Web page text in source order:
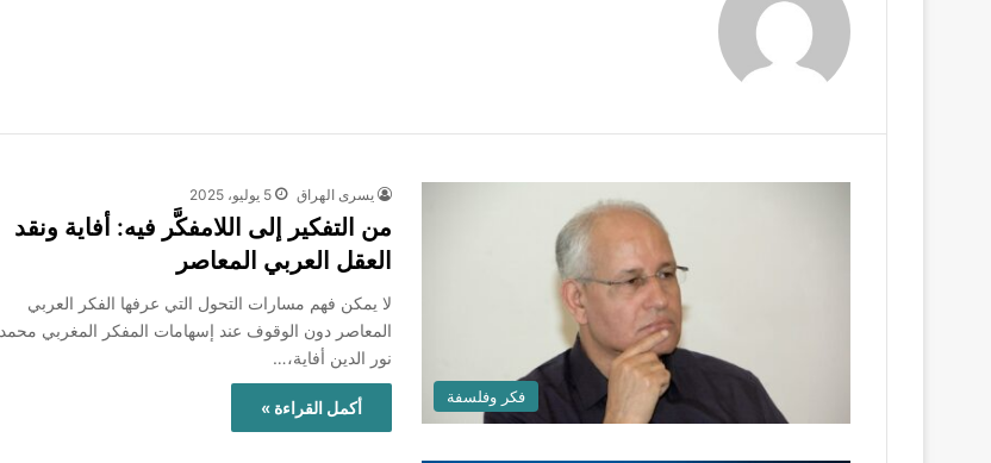
فكر وفلسفة
يسرى الهراق 5 يوليو، 2025
من التفكير إلى اللامفكَّر فيه: أفاية ونقد
العقل العربي المعاصر
لا يمكن فهم مسارات التحول التي عرفها الفكر العربي
المعاصر دون الوقوف عند إسهامات المفكر المغربي محمد
نور الدين أفاية،…
أكمل القراءة »